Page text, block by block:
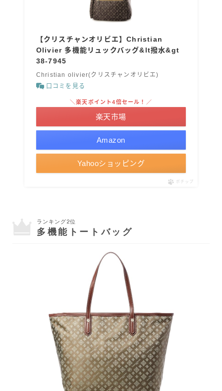
【クリスチャンオリビエ】Christian
Olivier 多機能リュックバッグ&lt撥水&gt
38-7945
Christian olivier(クリスチャンオリビエ)
口コミを見る
Amazon
＼楽天ポイント4倍セール！／
楽天市場
Yahooショッピング
ポチップ
ランキング2位
多機能トートバッグ